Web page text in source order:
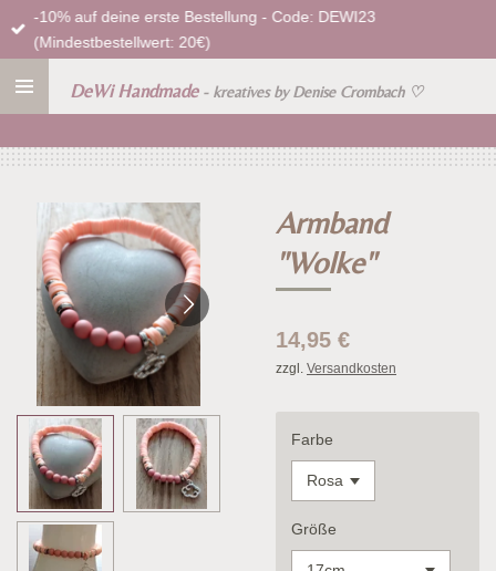
Zum
Hauptinhalt
DeWi Handmade - kreatives by Denise Crombach ♡
-10% auf deine erste Bestellung - Code: DEWI23
(Mindestbestellwert: 20€)
Armband
"Wolke"
14,95 €
zzgl. Versandkosten
Farbe
Größe